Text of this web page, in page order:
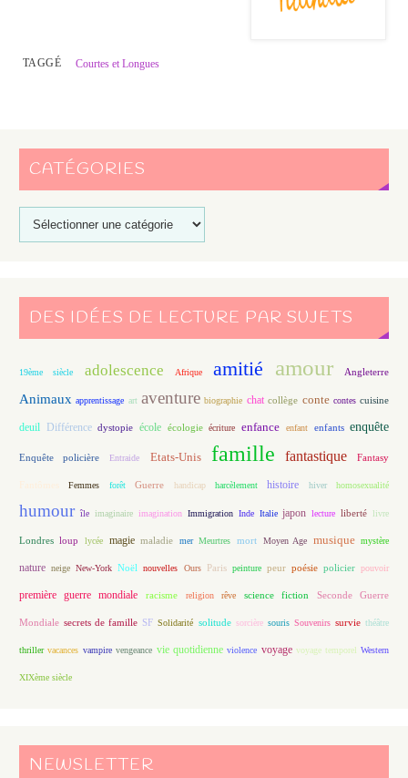
TAGGÉ Courtes et Longues
CATÉGORIES
DES IDÉES DE LECTURE PAR SUJETS
19ème siècle adolescence Afrique amitié amour Angleterre
Animaux apprentissage art aventure biographie chat collège conte contes cuisine
deuil Différence dystopie école écologie écriture enfance enfant enfants enquête
Enquête policière Entraide Etats-Unis famille fantastique Fantasy
Fantômes Femmes forêt Guerre handicap harcèlement histoire hiver homosexualité
humour île imaginaire imagination Immigration Inde Italie japon lecture liberté livre
Londres loup lycée magie maladie mer Meurtres mort Moyen Age musique mystère
nature neige New-York Noël nouvelles Ours Paris peinture peur poésie policier pouvoir
première guerre mondiale racisme religion rêve science fiction Seconde Guerre
Mondiale secrets de famille SF Solidarité solitude sorcière souris Souvenirs survie théâtre
thriller vacances vampire vengeance vie quotidienne violence voyage voyage temporel Western
XIXème siècle
NEWSLETTER